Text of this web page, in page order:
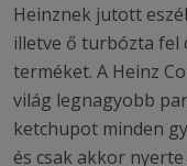
Heinznek jutott
illetve ő turbózta fel
terméket. A Heinz
világ legnagyobb
ketchupot minden
és csak akkor